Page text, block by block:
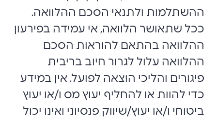
ההשתלמות ולתנאי הסכם ההלוואה.
ככל שתאושר הלוואה, אי עמידה בפירעון
ההלוואה בהתאם להוראות הסכם
ההלוואה עלול לגרור חיוב בריבית
פיגורים והליכי הוצאה לפועל. אין במידע
כדי להוות או להחליף יעוץ מס ו/או יעוץ
ביטוחי ו/או יעוץ/שיווק פנסיוני ואינו יכול